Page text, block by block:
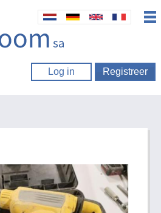
Log in Registreer